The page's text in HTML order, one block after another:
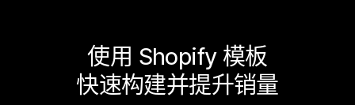
使用 Shopify 模板
快速构建并提升销量